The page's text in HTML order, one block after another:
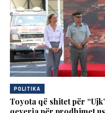
POLITIKA
Toyota që shitet për